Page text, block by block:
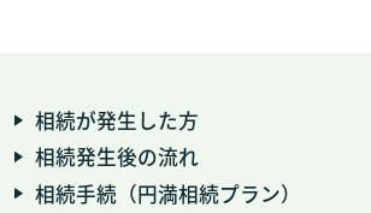
相続が発生した方
相続発生後の流れ
相続手続（円満相続プラン）